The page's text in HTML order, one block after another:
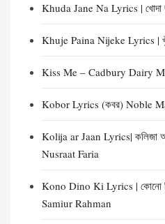
Khuda Jane Na Lyrics | খোদা
Khuje Paina Nijeke Lyrics |
Kiss Me – Cadbury Dairy
Kobor Lyrics (কবর) Noble
Kolija ar Jaan Lyrics| কলিজা
Nusraat Faria
Kono Dino Ki Lyrics | কোনো
Samiur Rahman